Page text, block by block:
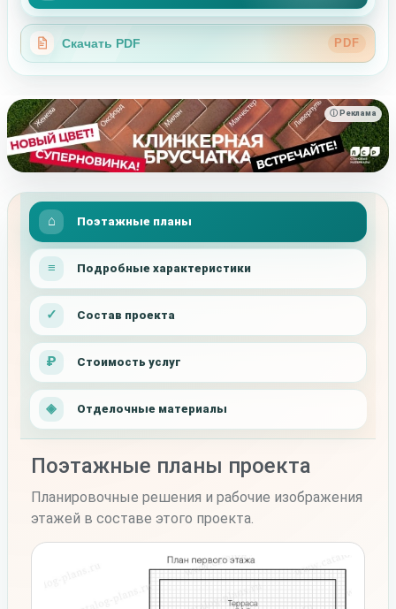
Скачать PDF PDF
ⓘ Реклама
Поэтажные планы
Подробные характеристики
Состав проекта
Стоимость услуг
Отделочные материалы
Поэтажные планы проекта
Планировочные решения и рабочие изображения
этажей в составе этого проекта.